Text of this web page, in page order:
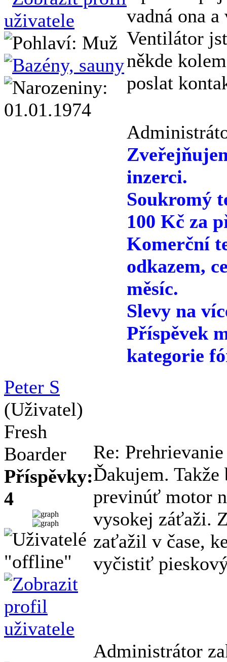
vadná ona
Ventilátor
někde
poslat
inzerci.
Soukromý
100 Kč za
Komerční
odkazem,
měsíc.
Slevy na
Příspěvek
kategorie
Peter S
(Uživatel)
Fresh
Boarder
Příspěvky:
4
Re:
Ďakujem.
previnúť motor
vysokej záťaži.
zaťažil v čase,
vyčistiť
Administrátor